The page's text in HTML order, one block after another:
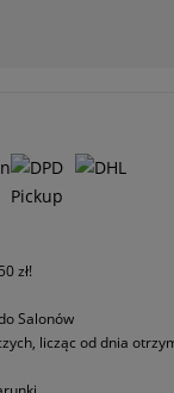
zł!
Salonów
licząc od dnia